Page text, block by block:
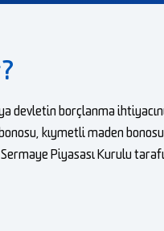
devletin borçlanma
kıymetli maden
Piyasası Kurulu